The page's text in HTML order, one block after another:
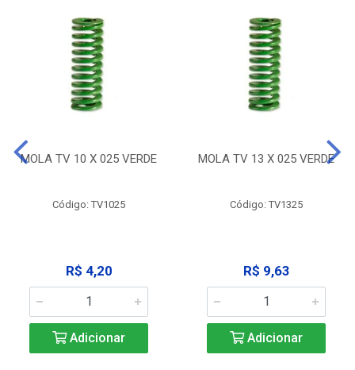
MOLA TV 10 X 025 VERDE
Código: TV1025
R$ 4,20
Adicionar
MOLA TV 13 X 025 VERDE
Código: TV1325
R$ 9,63
Adicionar